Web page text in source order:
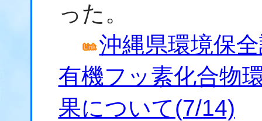
った。
沖縄県環境保
有機フッ素化合物
果について(7/14)